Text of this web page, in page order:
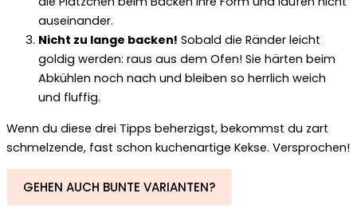
auseinander.
Nicht zu lange backen! Sobald die Ränder leicht
goldig werden: raus aus dem Ofen! Sie härten beim
Abkühlen noch nach und bleiben so herrlich weich
und fluffig.
Wenn du diese drei Tipps beherzigst, bekommst du zart
schmelzende, fast schon kuchenartige Kekse. Versprochen!
GEHEN AUCH BUNTE VARIANTEN?